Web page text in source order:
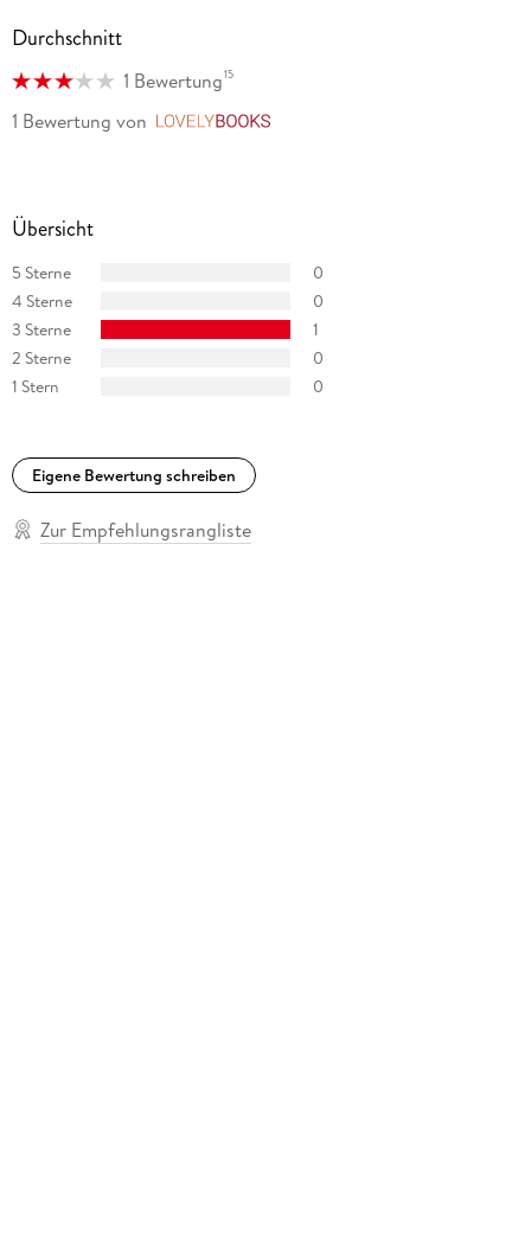
Durchschnitt
1 Bewertung15
1 Bewertung von
Übersicht
5 Sterne
0
4 Sterne
0
3 Sterne
1
2 Sterne
0
1 Stern
0
Eigene Bewertung schreiben
Zur Empfehlungsrangliste